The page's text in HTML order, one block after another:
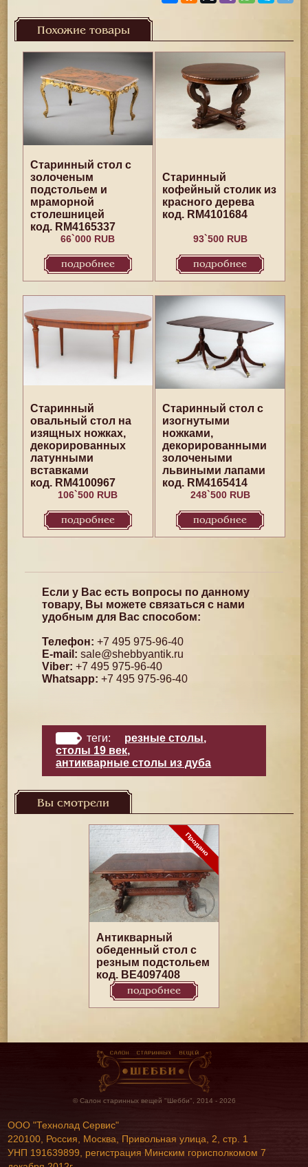
Похожие товары
Старинный стол с
золоченым
подстольем и
мраморной
столешницей
код. RM4165337
66`000 RUB
подробнее
Старинный
кофейный столик из
красного дерева
код. RM4101684
93`500 RUB
подробнее
Старинный
овальный стол на
изящных ножках,
декорированных
латунными
вставками
код. RM4100967
106`500 RUB
подробнее
Старинный стол с
изогнутыми
ножками,
декорированными
золочеными
львиными лапами
код. RM4165414
248`500 RUB
подробнее
Если у Вас есть вопросы по данному
товару, Вы можете связаться с нами
удобным для Вас способом:
Телефон: +7 495 975-96-40
E-mail: sale@shebbyantik.ru
Viber: +7 495 975-96-40
Whatsapp: +7 495 975-96-40
теги: резные столы,
столы 19 век,
антикварные столы из дуба
Вы смотрели
Антикварный
обеденный стол с
резным подстольем
код. BE4097408
подробнее
© Салон старинных вещей "Шебби", 2014 - 2026
ООО "Технолад Сервис"
220100, Россия, Москва, Привольная улица, 2, стр. 1
УНП 191639899, регистрация Минским горисполкомом 7